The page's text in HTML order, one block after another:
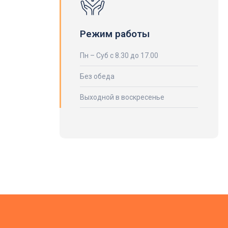
Режим работы
Пн – Суб с 8.30 до 17.00
Без обеда
Выходной в воскресенье